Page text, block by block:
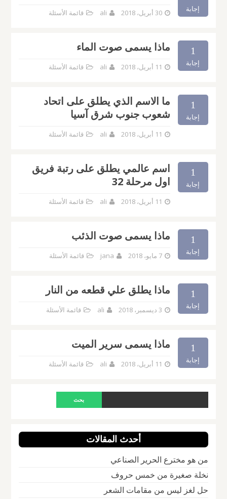
إجابة 30 أبريل، 2018 ali قائمة الأسئلة
1
إجابة
ماذا يسمى صوت الماء
11 أبريل، 2018 ali قائمة الأسئلة
1
إجابة
ما الاسم الذي يطلق على اتحاد
شعوب جنوب شرق آسيا
11 أبريل، 2018 ali قائمة الأسئلة
1
إجابة
اسم عالمي يطلق على رتبة فريق
اول مرحلة 32
11 أبريل، 2018 ali قائمة الأسئلة
1
إجابة
ماذا يسمى صوت الذئب
7 مايو، 2018 jana قائمة الأسئلة
1
إجابة
ماذا يطلق علي قطعه من النار
3 ديسمبر، 2018 ali قائمة الأسئلة
1
إجابة
ماذا يسمى سرير الميت
11 أبريل، 2018 ali قائمة الأسئلة
أحدث المقالات
من هو مخترع الحرير الصناعي
نخلة صغيرة من خمس حروف
حل لغز ليس من مقامات الشعر